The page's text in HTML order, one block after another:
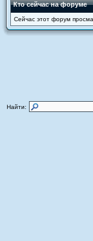
Кто сейчас на форуме
Сейчас этот форум
Найти: